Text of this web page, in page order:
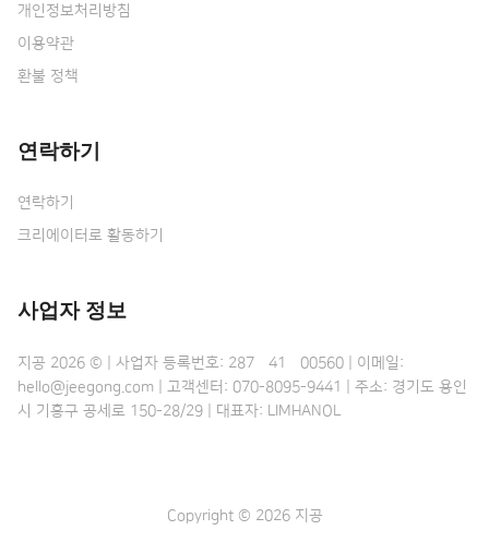
개인정보처리방침
이용약관
환불 정책
연락하기
연락하기
크리에이터로 활동하기
사업자 정보
지공 2026 © | 사업자 등록번호: 287•41•00560 | 이메일:
hello@jeegong.com | 고객센터: 070-8095-9441 | 주소: 경기도 용인
시 기흥구 공세로 150-28/29 | 대표자: LIMHANOL
Copyright © 2026 지공